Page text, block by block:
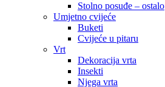
Stolno posuđe – ostalo
Umjetno cvijeće
Buketi
Cvijeće u pitaru
Vrt
Dekoracija vrta
Insekti
Njega vrta